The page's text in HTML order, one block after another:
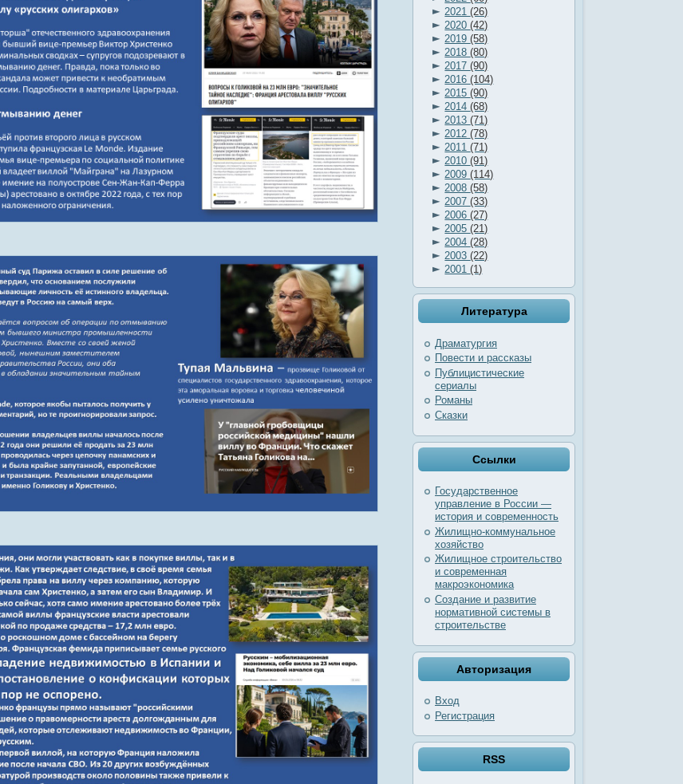
► 2021(26)
► 2020(42)
► 2019(58)
► 2018(80)
► 2017(90)
► 2016(104)
► 2015(90)
► 2014(68)
► 2013(71)
► 2012(78)
► 2011(71)
► 2010(91)
► 2009(114)
► 2008(58)
► 2007(33)
► 2006(27)
► 2005(21)
► 2004(28)
► 2003(22)
► 2001(1)
Литература
Драматургия
Повести и рассказы
Публицистические
сериалы
Романы
Сказки
Ссылки
Государственное
управление в России —
история и современность
Жилищно-коммунальное
хозяйство
Жилищное строительство
и современная
макроэкономика
Создание и развитие
нормативной системы в
строительстве
Авторизация
Вход
Регистрация
RSS